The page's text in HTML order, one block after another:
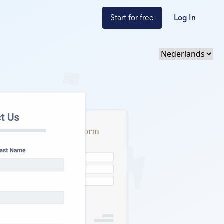
Start for free Log In